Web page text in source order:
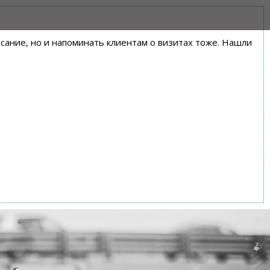
но и напоминать клиентам о визитах тоже. Нашли